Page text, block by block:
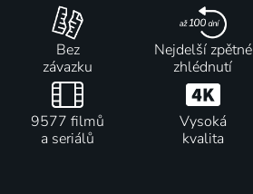
Bez
závazku
Nejdelší zpětné
zhlédnutí
9577 filmů
a seriálů
Vysoká
kvalita